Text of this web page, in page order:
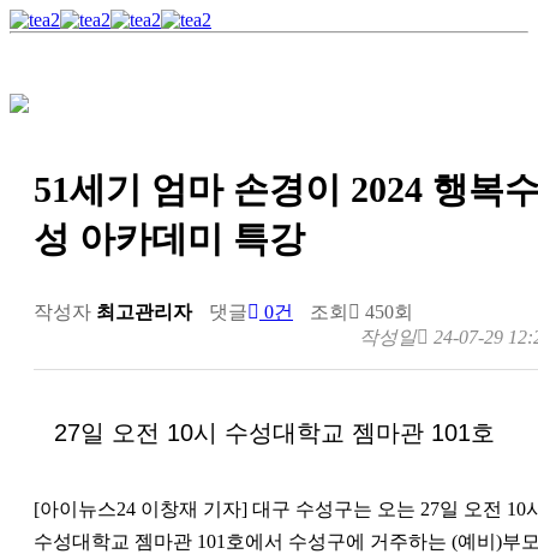
51세기 엄마 손경이 2024 행복
성 아카데미 특강
작성자 최고관리자 댓글 0건 조회
450회
작성일
24-07-29
27일 오전 10시 수성대학교 젬마관 101호
[아이뉴스24 이창재 기자] 대구 수성구는 오는 27일 오전 10
수성대학교 젬마관 101호에서 수성구에 거주하는 (예비)부